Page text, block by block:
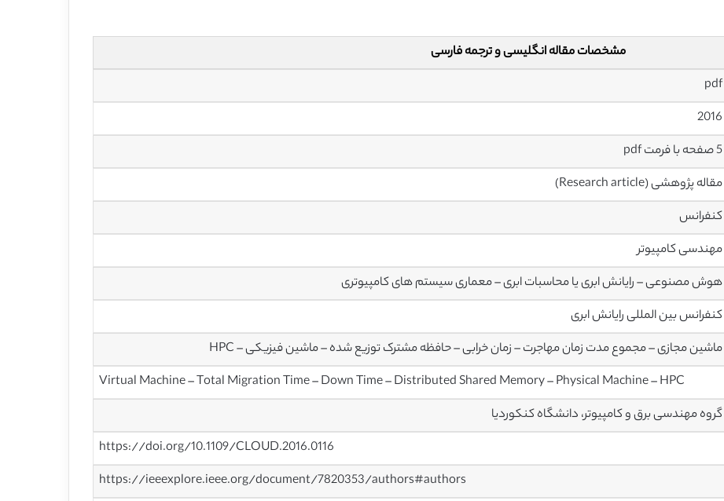
مشخصات مقاله انگلیسی و ترجمه فارسی
pdf
2016
5 صفحه با فرمت pdf
مقاله پژوهشی (Research article)
کنفرانس
مهندسی کامپیوتر
هوش مصنوعی – رایانش ابری یا محاسبات ابری – معماری سیستم های کامپیوتری
کنفرانس بین المللی رایانش ابری
ماشین مجازی – مجموع مدت زمان مهاجرت – زمان خرابی – حافظه مشترک توزیع شده – ماشین فیزیکی – HPC
Virtual Machine – Total Migration Time – Down Time – Distributed Shared Memory – Physical Machine – HPC
گروه مهندسی برق و کامپیوتر، دانشگاه کنکوردیا
https://doi.org/10.1109/CLOUD.2016.0116
https://ieeexplore.ieee.org/document/7820353/authors#authors